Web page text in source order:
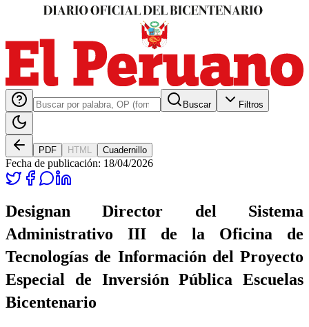
Buscar Filtros
PDF HTML Cuadernillo
Fecha de publicación: 18/04/2026
Designan Director del Sistema
Administrativo III de la Oficina de
Tecnologías de Información del Proyecto
Especial de Inversión Pública Escuelas
Bicentenario